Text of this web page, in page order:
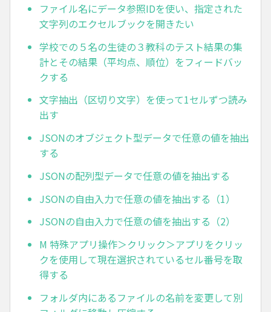
ファイル名にデータ参照IDを使い、指定された
文字列のエクセルブックを開きたい
学校での５名の生徒の３教科のテスト結果の集
計とその結果（平均点、順位）をフィードバッ
クする
文字抽出（区切り文字）を使って1セルずつ読み
出す
JSONのオブジェクト型データで任意の値を抽出
する
JSONの配列型データで任意の値を抽出する
JSONの自由入力で任意の値を抽出する（1）
JSONの自由入力で任意の値を抽出する（2）
M 特殊アプリ操作＞クリック＞アプリをクリッ
クを使用して現在選択されているセル番号を取
得する
フォルダ内にあるファイルの名前を変更して別